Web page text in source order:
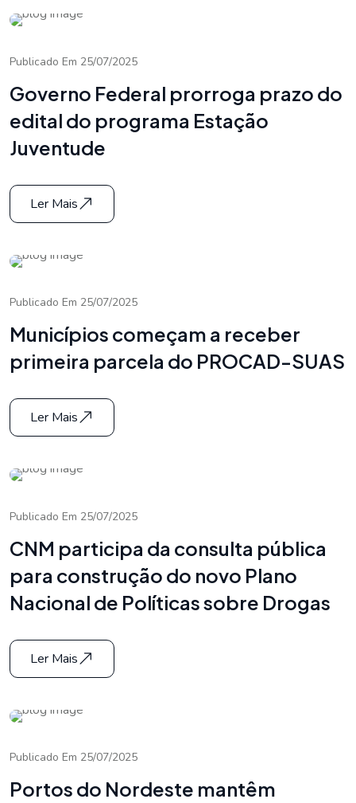
Publicado Em 25/07/2025
Governo Federal prorroga prazo do
edital do programa Estação
Juventude
Ler Mais
Publicado Em 25/07/2025
Municípios começam a receber
primeira parcela do PROCAD-SUAS
Ler Mais
Publicado Em 25/07/2025
CNM participa da consulta pública
para construção do novo Plano
Nacional de Políticas sobre Drogas
Ler Mais
Publicado Em 25/07/2025
Portos do Nordeste mantêm